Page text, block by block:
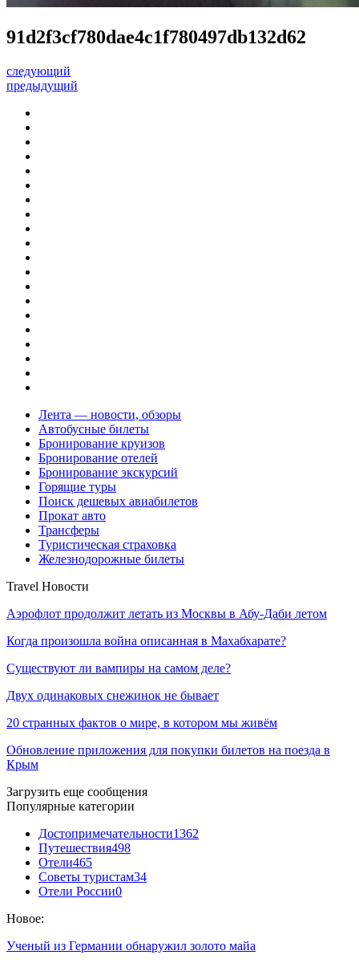
91d2f3cf780dae4c1f780497db132d62
следующий
предыдущий
Лента — новости, обзоры
Автобусные билеты
Бронирование круизов
Бронирование отелей
Бронирование экскурсий
Горящие туры
Поиск дешевых авиабилетов
Прокат авто
Трансферы
Туристическая страховка
Железнодорожные билеты
Travel Новости
Аэрофлот продолжит летать из Москвы в Абу-Даби летом
Когда произошла война описанная в Махабхарате?
Существуют ли вампиры на самом деле?
Двух одинаковых снежинок не бывает
20 странных фактов о мире, в котором мы живём
Обновление приложения для покупки билетов на поезда в
Крым
Загрузить еще сообщения
Популярные категории
Достопримечательности1362
Путешествия498
Отели465
Советы туристам34
Отели России0
Новое:
Ученый из Германии обнаружил золото майа